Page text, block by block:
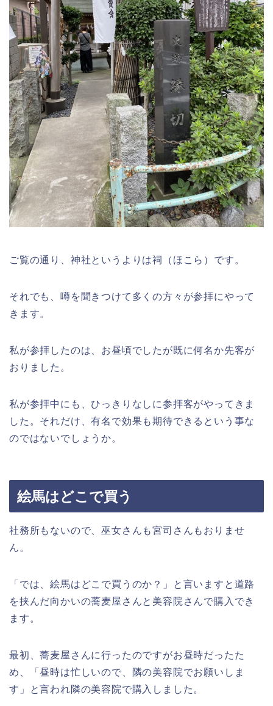
ご覧の通り、神社というよりは祠（ほこら）です。
それでも、噂を聞きつけて多くの方々が参拝にやって
きます。
私が参拝したのは、お昼頃でしたが既に何名か先客が
おりました。
私が参拝中にも、ひっきりなしに参拝客がやってきま
した。それだけ、有名で効果も期待できるという事な
のではないでしょうか。
絵馬はどこで買う
社務所もないので、巫女さんも宮司さんもおりませ
ん。
「では、絵馬はどこで買うのか？」と言いますと道路
を挟んだ向かいの蕎麦屋さんと美容院さんで購入でき
ます。
最初、蕎麦屋さんに行ったのですがお昼時だったた
め、「昼時は忙しいので、隣の美容院でお願いしま
す」と言われ隣の美容院で購入しました。